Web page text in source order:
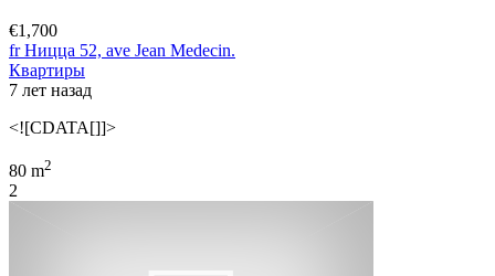
€1,700
fr Ницца 52, ave Jean Medecin.
Квартиры
7 лет назад
<![CDATA[]]>
80 m2
2